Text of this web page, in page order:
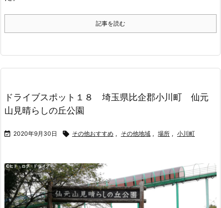
記事を読む
ドライブスポット１８ 埼玉県比企郡小川町 仙元
山見晴らしの丘公園
 2020年9月30日  その他おすすめ , その他地域 , 場所 , 小川町